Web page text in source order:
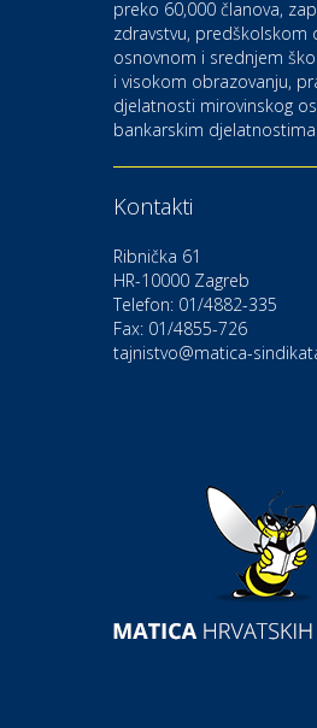
Auto-moto i tehnika
CIAK Auto d.o.o.
Kultura i edukacija
Kazalište Gavella
Moda i ljepota
Gastro
Hotel Bunčić Vrbovec
Izletište i vinotočje
Popusti na naočale
Aralica
preko 60,000 članova,
zdravstvu, predškolskom
osnovnom i srednjem
i visokom obrazovanju,
djelatnosti mirovinskog
bankarskim
Kontakti
Ribnička 61
HR-10000 Zagreb
Telefon: 01/4882-335
Fax: 01/4855-726
tajnistvo@matica-